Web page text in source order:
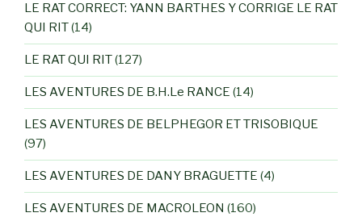
LE RAT CORRECT: YANN BARTHES Y CORRIGE LE RAT
QUI RIT(14)
LE RAT QUI RIT(127)
LES AVENTURES DE B.H.Le RANCE (14)
LES AVENTURES DE BELPHEGOR ET TRISOBIQUE
(97)
LES AVENTURES DE DANY BRAGUETTE (4)
LES AVENTURES DE MACROLEON (160)